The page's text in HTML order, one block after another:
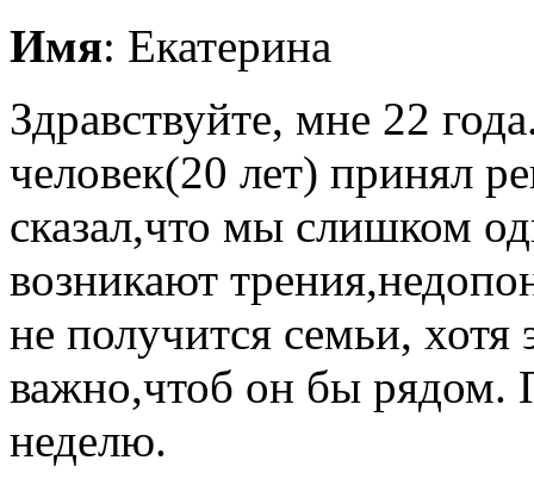
Имя: Екатерина
Здравствуйте, мне 22
человек(20 лет) принял
сказал,что мы слишком
возникают
не получится семьи,
важно,чтоб он бы рядом.
неделю.